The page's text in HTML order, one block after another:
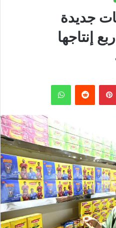
جديدة
إنتاجها
بينتيريست واتساب